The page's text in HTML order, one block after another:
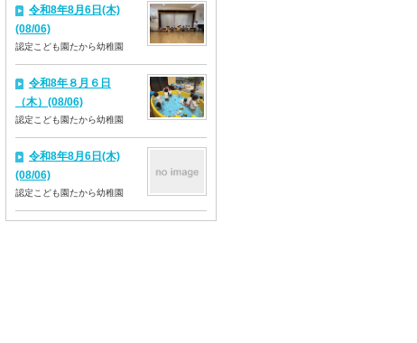
令和8年8月6日(木)
(08/06)
認定こども園たから幼稚園
令和8年８月６日
（木）(08/06)
認定こども園たから幼稚園
令和8年8月6日(木)
(08/06)
認定こども園たから幼稚園